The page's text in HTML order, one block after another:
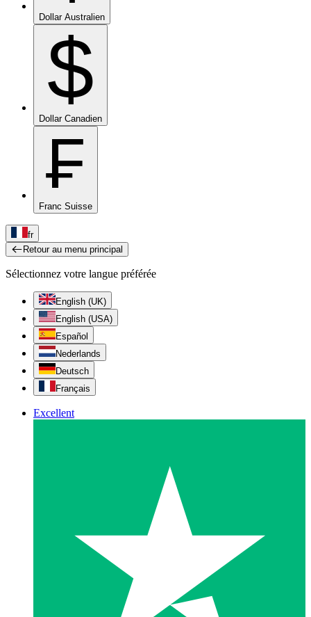
Dollar Australien
$
Dollar Canadien
₣
Franc Suisse
fr
Retour au menu principal
Sélectionnez votre langue préférée
English (UK)
English (USA)
Español
Nederlands
Deutsch
Français
Excellent